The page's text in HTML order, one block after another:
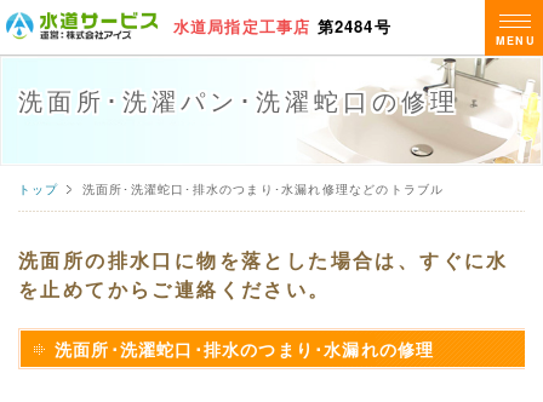
水道局指定工事店 第2484号
MENU
洗面所･洗濯パン･洗濯蛇口の修理
トップ 洗面所･洗濯蛇口･排水のつまり･水漏れ修理などのトラブル
洗面所の排水口に物を落とした場合は、すぐに水
を止めてからご連絡ください。
洗面所･洗濯蛇口･排水のつまり･水漏れの修理